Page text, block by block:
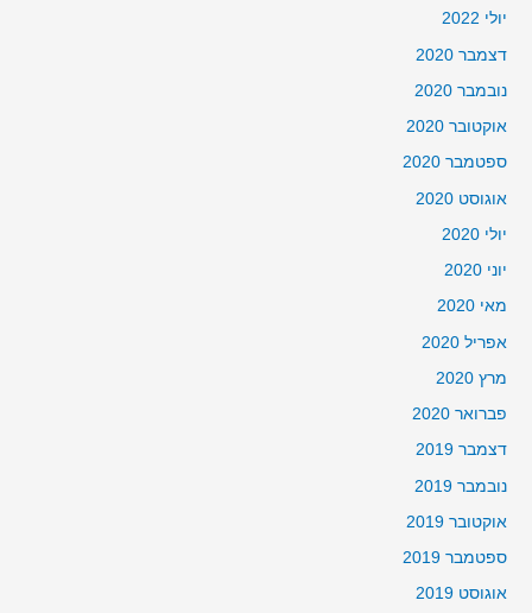
יולי 2022
דצמבר 2020
נובמבר 2020
אוקטובר 2020
ספטמבר 2020
אוגוסט 2020
יולי 2020
יוני 2020
מאי 2020
אפריל 2020
מרץ 2020
פברואר 2020
דצמבר 2019
נובמבר 2019
אוקטובר 2019
ספטמבר 2019
אוגוסט 2019